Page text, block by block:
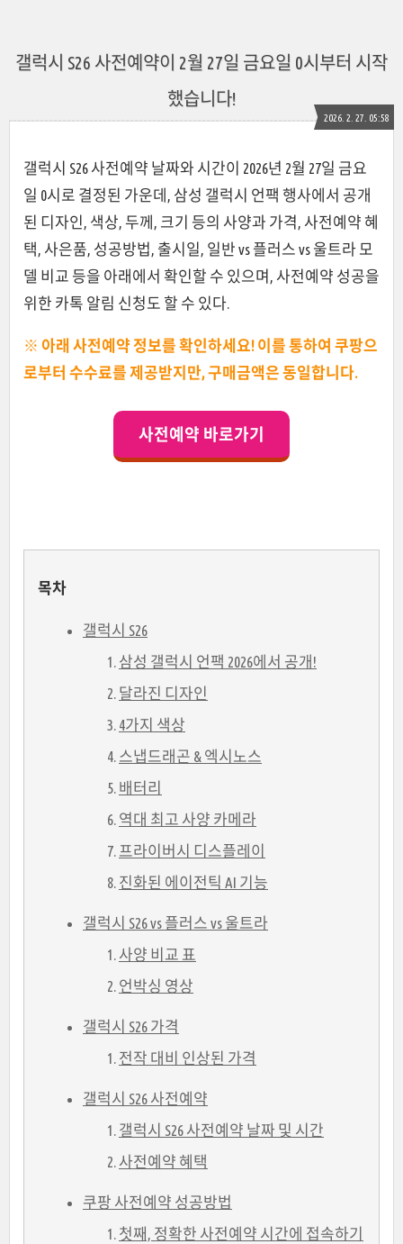
갤럭시 S26 사전예약이 2월 27일 금요일 0시부터 시작
했습니다!
2026. 2. 27. 05:58
갤럭시 S26 사전예약 날짜와 시간이 2026년 2월 27일 금요
일 0시로 결정된 가운데, 삼성 갤럭시 언팩 행사에서 공개
된 디자인, 색상, 두께, 크기 등의 사양과 가격, 사전예약 혜
택, 사은품, 성공방법, 출시일, 일반 vs 플러스 vs 울트라 모
델 비교 등을 아래에서 확인할 수 있으며, 사전예약 성공을
위한 카톡 알림 신청도 할 수 있다.
※ 아래 사전예약 정보를 확인하세요! 이를 통하여 쿠팡으
로부터 수수료를 제공받지만, 구매금액은 동일합니다.
사전예약 바로가기
목차
갤럭시 S26
삼성 갤럭시 언팩 2026에서 공개!
달라진 디자인
4가지 색상
스냅드래곤 & 엑시노스
배터리
역대 최고 사양 카메라
프라이버시 디스플레이
진화된 에이전틱 AI 기능
갤럭시 S26 vs 플러스 vs 울트라
사양 비교 표
언박싱 영상
갤럭시 S26 가격
전작 대비 인상된 가격
갤럭시 S26 사전예약
갤럭시 S26 사전예약 날짜 및 시간
사전예약 혜택
쿠팡 사전예약 성공방법
첫째, 정확한 사전예약 시간에 접속하기